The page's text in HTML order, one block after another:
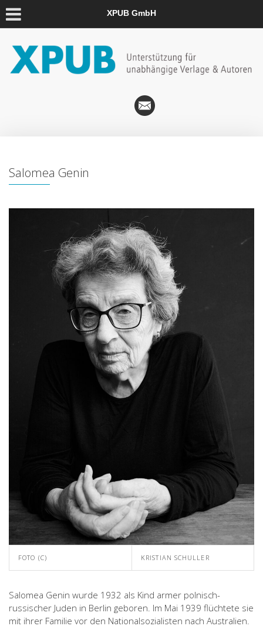
XPUB GmbH
Salomea Genin
FOTO (C) KRISTIAN SCHULLER
Salomea Genin wurde 1932 als Kind armer polnisch-
russischer Juden in Berlin geboren. Im Mai 1939 flüchtete sie
mit ihrer Familie vor den Nationalsozialisten nach Australien.